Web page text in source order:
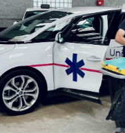
30 janvier 2025
Très satisfait du transport,
tout s’est bien déroulé.
Chauffeur à l’écoute et
patient.